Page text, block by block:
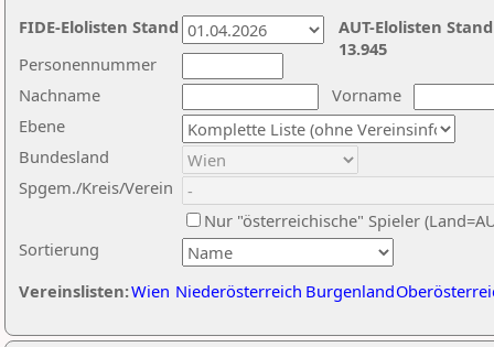
Nachname
Vorname
Ebene
Sortierung
Personennummer
Bundesland
Spgem./Kreis/Verein
Nur "österreichische" Spieler
Vereinslisten:Wien Niederösterreich Burgenland
AUT-Elolisten
13.945
FIDE-Elolisten Stand